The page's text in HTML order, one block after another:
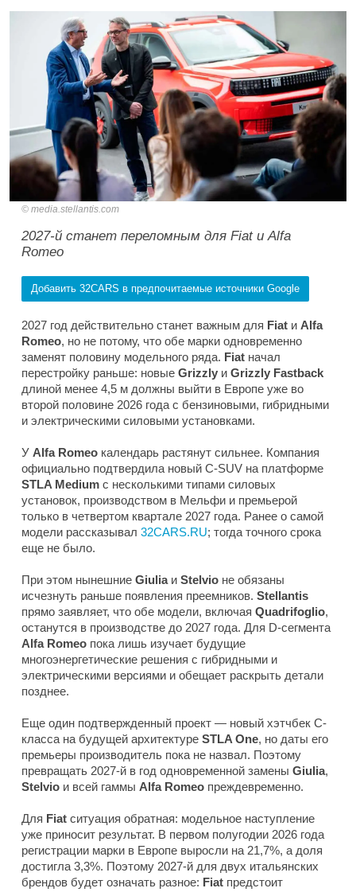
media.stellantis.com
2027-й станет переломным для Fiat и Alfa
Romeo
Добавить 32CARS в предпочитаемые источники Google
2027 год действительно станет важным для Fiat и Alfa
Romeo, но не потому, что обе марки одновременно
заменят половину модельного ряда. Fiat начал
перестройку раньше: новые Grizzly и Grizzly Fastback
длиной менее 4,5 м должны выйти в Европе уже во
второй половине 2026 года с бензиновыми, гибридными
и электрическими силовыми установками.
У Alfa Romeo календарь растянут сильнее. Компания
официально подтвердила новый C-SUV на платформе
STLA Medium с несколькими типами силовых
установок, производством в Мельфи и премьерой
только в четвертом квартале 2027 года. Ранее о самой
модели рассказывал 32CARS.RU; тогда точного срока
еще не было.
При этом нынешние Giuliaи Stelvio не обязаны
исчезнуть раньше появления преемников. Stellantis
прямо заявляет, что обе модели, включая Quadrifoglio,
останутся в производстве до 2027 года. Для D-сегмента
Alfa Romeo пока лишь изучает будущие
многоэнергетические решения с гибридными и
электрическими версиями и обещает раскрыть детали
позднее.
Еще один подтвержденный проект — новый хэтчбек C-
класса на будущей архитектуре STLA One, но даты его
премьеры производитель пока не назвал. Поэтому
превращать 2027-й в год одновременной замены Giulia,
Stelvio и всей гаммы Alfa Romeo преждевременно.
Для Fiat ситуация обратная: модельное наступление
уже приносит результат. В первом полугодии 2026 года
регистрации марки в Европе выросли на 21,7%, а доля
достигла 3,3%. Поэтому 2027-й для двух итальянских
брендов будет означать разное: Fiat предстоит